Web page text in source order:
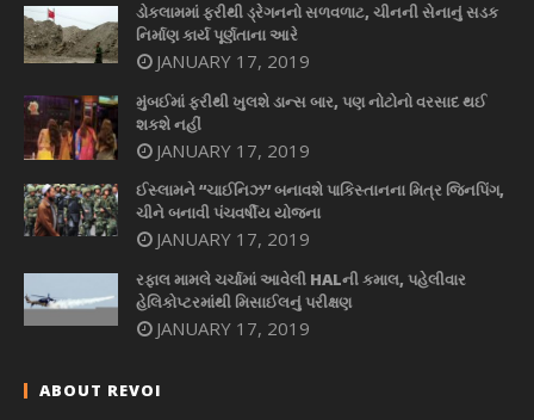
ડોકલામમાં ફરીથી ડ્રેગનનો સળવળાટ, ચીનની સેનાનું સડક
નિર્માણ કાર્ય પૂર્ણતાના આરે
JANUARY 17, 2019
મુંબઈમાં ફરીથી ખુલશે ડાન્સ બાર, પણ નોટોનો વરસાદ થઈ
શકશે નહીં
JANUARY 17, 2019
ઈસ્લામને “ચાઈનિઝ” બનાવશે પાકિસ્તાનના મિત્ર જિનપિંગ,
ચીને બનાવી પંચવર્ષીય યોજના
JANUARY 17, 2019
રફાલ મામલે ચર્ચામાં આવેલી HALની કમાલ, પહેલીવાર
હેલિકોપ્ટરમાંથી મિસાઈલનું પરીક્ષણ
JANUARY 17, 2019
ABOUT REVOI